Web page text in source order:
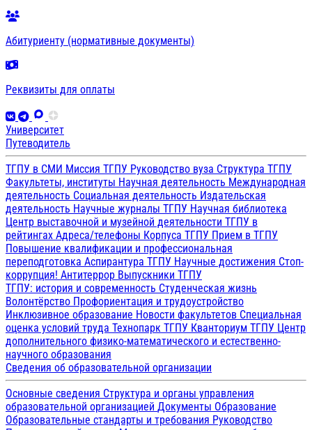
Абитуриенту (нормативные документы)
Реквизиты для оплаты
Университет
Путеводитель
ТГПУ в СМИ Миссия ТГПУ Руководство вуза Структура ТГПУ
Факультеты, институты Научная деятельность Международная
деятельность Социальная деятельность Издательская
деятельность Научные журналы ТГПУ Научная библиотека
Центр выставочной и музейной деятельности ТГПУ в
рейтингах Адреса/телефоны Корпуса ТГПУ Прием в ТГПУ
Повышение квалификации и профессиональная
переподготовка Аспирантура ТГПУ Научные достижения Стоп-
коррупция! Антитеррор Выпускники ТГПУ
ТГПУ: история и современность Студенческая жизнь
Волонтёрство Профориентация и трудоустройство
Инклюзивное образование Новости факультетов Специальная
оценка условий труда Технопарк ТГПУ Кванториум ТГПУ Центр
дополнительного физико-математического и естественно-
научного образования
Сведения об образовательной организации
Основные сведения Структура и органы управления
образовательной организацией Документы Образование
Образовательные стандарты и требования Руководство